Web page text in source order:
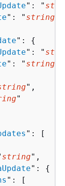
": "
": " string
": {
": "
": " string
",
"
": [
string",
": {
": [